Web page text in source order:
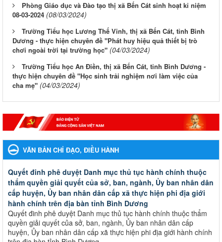
Phòng Giáo dục và Đào tạo thị xã Bến Cát sinh hoạt kỉ niệm
08-03-2024 (08/03/2024)
Trường Tiểu học Lương Thế Vinh, thị xã Bến Cát, tỉnh Bình
Dương - thực hiện chuyên đề "Phát huy hiệu quả thiết bị trò
chơi ngoài trời tại trường học" (04/03/2024)
Trường Tiểu học An Điền, thị xã Bến Cát, tỉnh Bình Dương -
thực hiện chuyên đề "Học sinh trải nghiệm nơi làm việc của
cha mẹ" (04/03/2024)
VĂN BẢN CHỈ ĐẠO, ĐIỀU HÀNH
Quyết đinh phê duyệt Danh mục thủ tục hành chính thuộc
thẩm quyền giải quyết của sở, ban, ngành, Ủy ban nhân dân
cấp huyện, Ủy ban nhân dân cấp xã thực hiện phi địa giới
hành chính trên địa bàn tỉnh Bình Dương
Quyết đinh phê duyệt Danh mục thủ tục hành chính thuộc thẩm
quyền giải quyết của sở, ban, ngành, Ủy ban nhân dân cấp
huyện, Ủy ban nhân dân cấp xã thực hiện phi địa giới hành chính